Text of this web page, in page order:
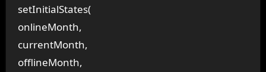
setInitialStates(
onlineMonth,
currentMonth,
offlineMonth,